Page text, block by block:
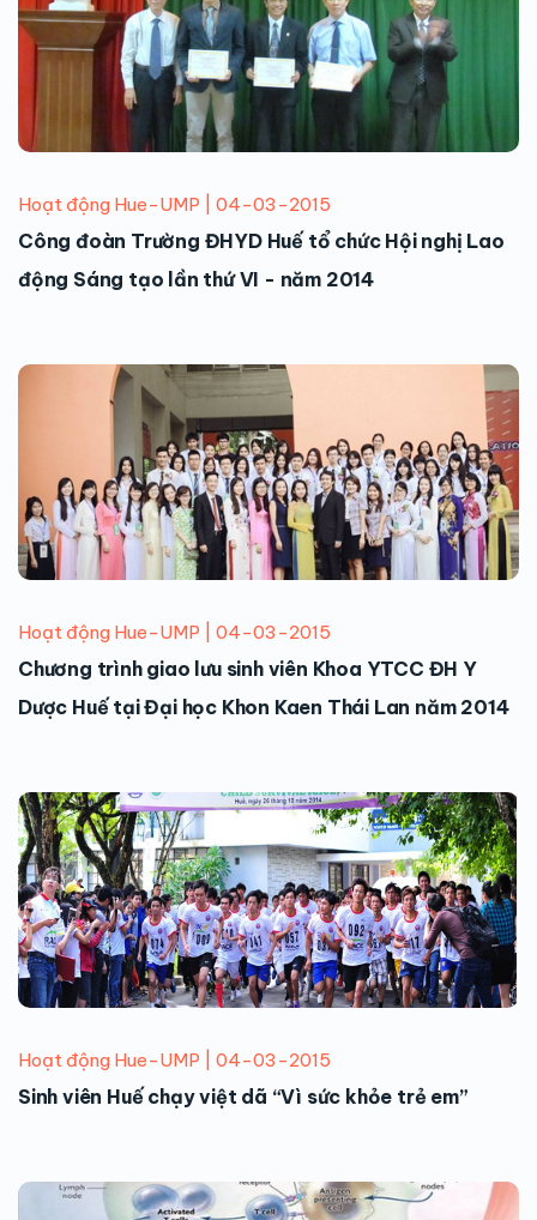
Hoạt động Hue-UMP | 04-03-2015
Công đoàn Trường ĐHYD Huế tổ chức Hội nghị Lao
động Sáng tạo lần thứ VI - năm 2014
Hoạt động Hue-UMP | 04-03-2015
Chương trình giao lưu sinh viên Khoa YTCC ĐH Y
Dược Huế tại Đại học Khon Kaen Thái Lan năm 2014
Hoạt động Hue-UMP | 04-03-2015
Sinh viên Huế chạy việt dã “Vì sức khỏe trẻ em”